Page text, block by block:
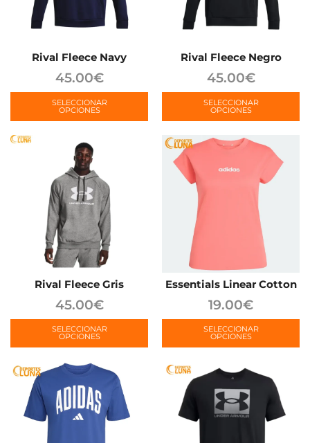
Rival Fleece Navy
45.00€
SELECCIONAR
OPCIONES
Rival Fleece Negro
45.00€
SELECCIONAR
OPCIONES
Rival Fleece Gris
45.00€
SELECCIONAR
OPCIONES
Essentials Linear Cotton
19.00€
SELECCIONAR
OPCIONES